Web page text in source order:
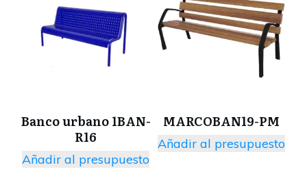
Banco urbano 1BAN-
R16
Añadir al presupuesto
MARCOBAN19-PM
Añadir al presupuesto